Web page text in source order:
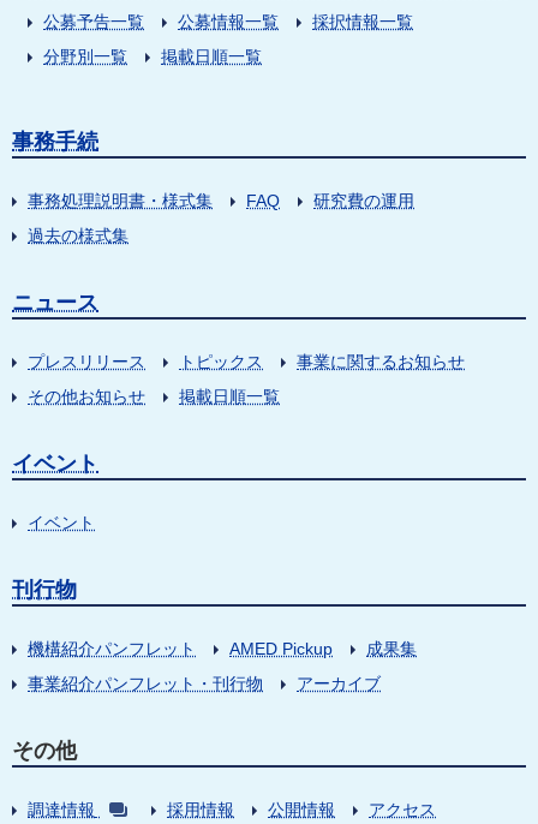
公募予告一覧
公募情報一覧
採択情報一覧
分野別一覧
掲載日順一覧
事務手続
事務処理説明書・様式集 FAQ
研究費の運用
過去の様式集
ニュース
プレスリリース トピックス
事業に関するお知らせ
その他お知らせ
掲載日順一覧
イベント
イベント
刊行物
機構紹介パンフレット AMED Pickup
成果集
事業紹介パンフレット・刊行物
アーカイブ
その他
調達情報 採用情報 公開情報
アクセス